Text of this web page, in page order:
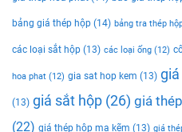
bảng giá thép hộp (14) bảng tra thép
các loại sắt hộp (13) các loại ống (12)
hoa phat (12) gia sat hop kem (13)
(13) giá sắt hộp (26) giá
(22) giá thép hộp mạ kẽm (13) giá